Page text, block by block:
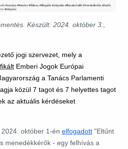
Készült: ‎‎2024. ‎október ‎3.,
jogi szervezet, mely a
Emberi Jogok Európai
a Tanács Parlamenti
közül 7 tagot és 7 helyettes tagot
az aktuális kérdéseket
október 1-én elfogadott "Eltűnt
menedékkérők - egy felhívás a